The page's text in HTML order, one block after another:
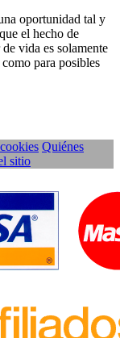
oportunidad tal y
el hecho de
vida es solamente
para posibles
Quiénes
sitio